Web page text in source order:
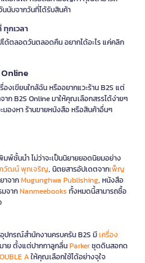
นนับจากวันที่ได้รับสินค้า
กเวลา
ด้ตลอดวันตลอดคืน อยากได้อะไร แค่คลิก
งเขียนใกล้ฉัน หรืออยากแวะร้าน B2S แต่
าก B2S Online มาให้คุณเลือกสรรได้ง่ายๆ
องหา ร้านขายหนังสือ หรือสินค้าอื่นๆ
พ์ชั้นนำ ไม่ว่าจะเป็นนิยายยอดนิยมอย่าง
วัฒน์ พุกเจริญ, นิตยสารอัปเดตจากเพ็ญ
าจากMugunghwa Publishing, หนังสือ
จากNanmeebooks ทั้งหมดนี้สามารถซื้อ
ปกรณ์สำนักงานครบครัน B2S มีเครื่อง
าย ตั้งแต่ปากกาลูกลื่นParkerชุดดินสอกด
Aให้คุณเลือกใช้ได้อย่างจุใจ